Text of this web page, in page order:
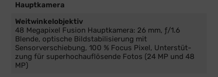
Hauptkamera
Weitwinkelobjektiv
48 Megapixel Fusion Haupt­kamera: 26 mm, ƒ/1.6
Blende, optische Bild­stabilisierung mit
Sensorverschiebung, 100 % Focus Pixel, Unter­stüt­
zung für super­hoch­auflösende Fotos (24 MP und 48
MP)